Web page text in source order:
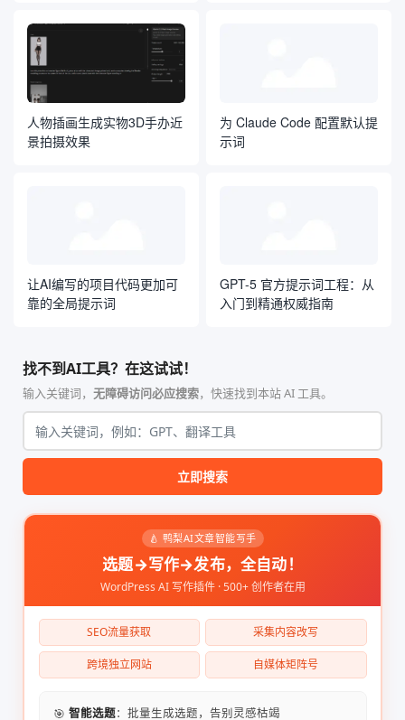
人物插画生成实物3D手办近
景拍摄效果
为 Claude Code 配置默认提
示词
让AI编写的项目代码更加可
靠的全局提示词
GPT-5 官方提示词工程：从
入门到精通权威指南
找不到AI工具？在这试试！
输入关键词， 无障碍访问必应搜索，快速找到本站 AI 工具。
立即搜索
🍐 鸭梨AI文章智能写手
选题→写作→发布，全自动！
WordPress AI 写作插件 · 500+ 创作者在用
SEO流量获取 采集内容改写
跨境独立网站 自媒体矩阵号
🎯 智能选题：批量生成选题，告别灵感枯竭